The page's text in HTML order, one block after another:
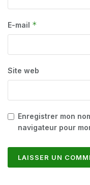
E-mail *
Site web
Enregistrer mon
navigateur pour